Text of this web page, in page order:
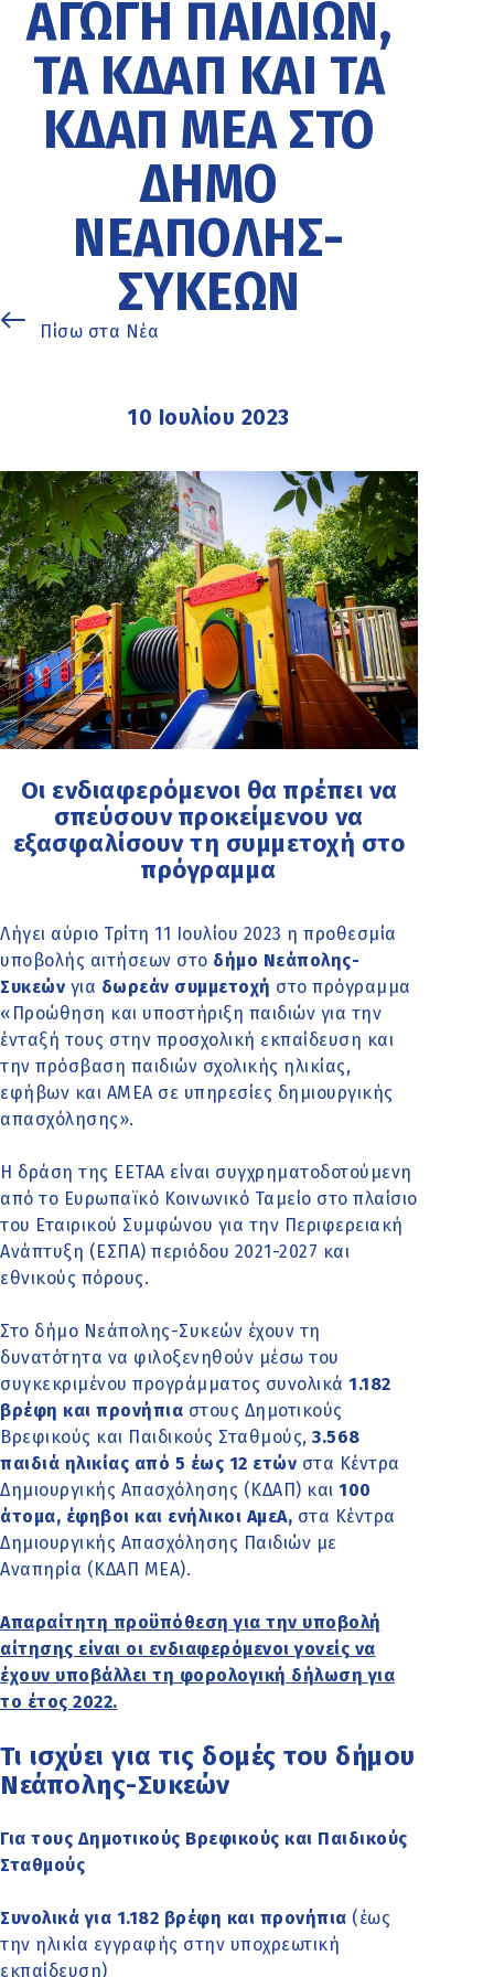
ΑΓΩΓΉ ΠΑΙΔΙΏΝ,
ΤΑ ΚΔΑΠ ΚΑΙ ΤΑ
ΚΔΑΠ ΜΕΑ ΣΤΟ
ΔΉΜΟ
ΝΕΆΠΟΛΗΣ-
ΣΥΚΕΏΝ
Πίσω στα Νέα
10 Ιουλίου 2023
Οι ενδιαφερόμενοι θα πρέπει να
σπεύσουν προκείμενου να
εξασφαλίσουν τη συμμετοχή στο
πρόγραμμα
Λήγει αύριο Τρίτη 11 Ιουλίου 2023 η προθεσμία
υποβολής αιτήσεων στο δήμο Νεάπολης-
Συκεών για δωρεάν συμμετοχή στο πρόγραμμα
«Προώθηση και υποστήριξη παιδιών για την
ένταξή τους στην προσχολική εκπαίδευση και
την πρόσβαση παιδιών σχολικής ηλικίας,
εφήβων και ΑΜΕΑ σε υπηρεσίες δημιουργικής
απασχόλησης».
Η δράση της ΕΕΤΑΑ είναι συγχρηματοδοτούμενη
από το Ευρωπαϊκό Κοινωνικό Ταμείο στο πλαίσιο
του Εταιρικού Συμφώνου για την Περιφερειακή
Ανάπτυξη (ΕΣΠΑ) περιόδου 2021-2027 και
εθνικούς πόρους.
Στο δήμο Νεάπολης-Συκεών έχουν τη
δυνατότητα να φιλοξενηθούν μέσω του
συγκεκριμένου προγράμματος συνολικά 1.182
βρέφη και προνήπια στους Δημοτικούς
Βρεφικούς και Παιδικούς Σταθμούς, 3.568
παιδιά ηλικίας από 5 έως 12 ετών στα Κέντρα
Δημιουργικής Απασχόλησης (ΚΔΑΠ) και 100
άτομα, έφηβοι και ενήλικοι ΑμεΑ, στα Κέντρα
Δημιουργικής Απασχόλησης Παιδιών με
Αναπηρία (ΚΔΑΠ ΜΕΑ).
Απαραίτητη προϋπόθεση για την υποβολή
αίτησης είναι οι ενδιαφερόμενοι γονείς να
έχουν υποβάλλει τη φορολογική δήλωση για
το έτος 2022.
Τι ισχύει για τις δομές του δήμου
Νεάπολης-Συκεών
Για τους Δημοτικούς Βρεφικούς και Παιδικούς
Σταθμούς
Συνολικά για 1.182 βρέφη και προνήπια (έως
την ηλικία εγγραφής στην υποχρεωτική
εκπαίδευση)